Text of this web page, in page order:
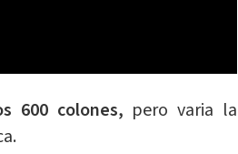
600 colones, pero varia la